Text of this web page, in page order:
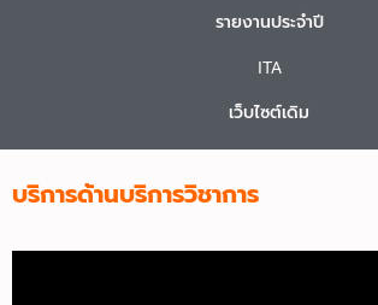
รายงานประจำปี
ITA
เว็บไซต์เดิม
บริการด้านบริการวิชาการ